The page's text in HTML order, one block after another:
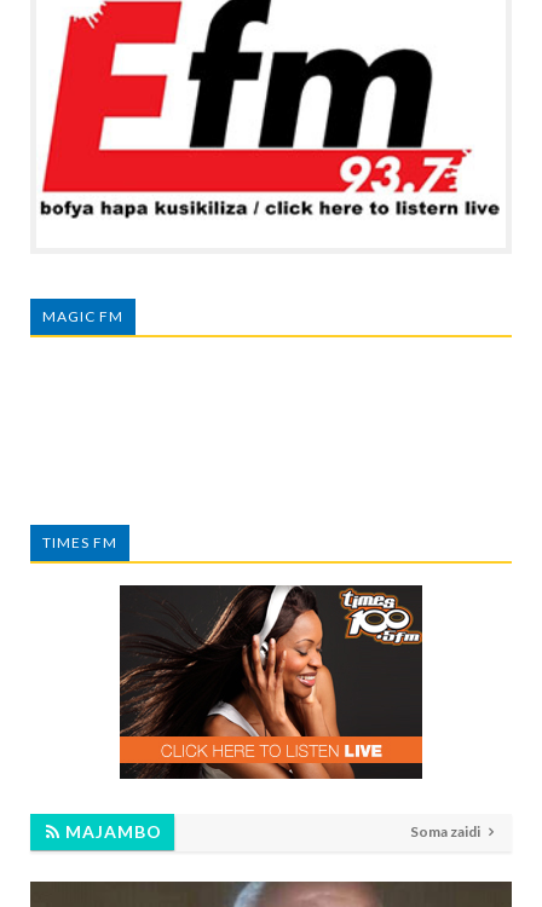
MAGIC FM
TIMES FM
MAJAMBO Soma zaidi